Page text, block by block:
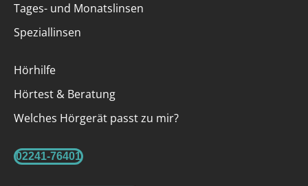
Tages- und Monatslinsen
Speziallinsen
Hörhilfe
Hörtest & Beratung
Welches Hörgerät passt zu mir?
02241-76401